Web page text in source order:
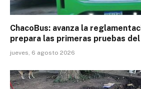
ChacoBus: avanza la
prepara las primeras pruebas
jueves, 6 agosto 2026